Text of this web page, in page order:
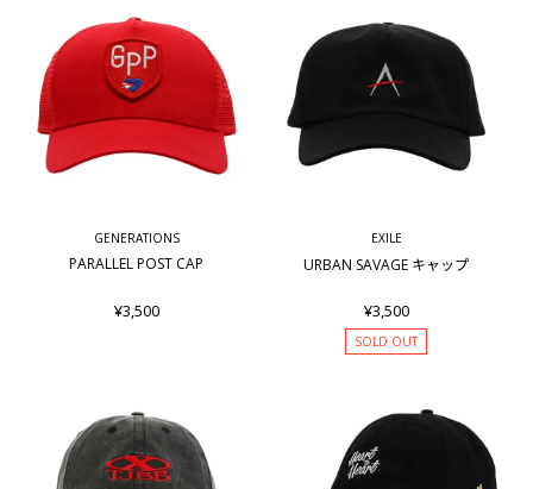
GENERATIONS
PARALLEL POST CAP
¥3,500
EXILE
URBAN SAVAGE キャップ
¥3,500
SOLD OUT